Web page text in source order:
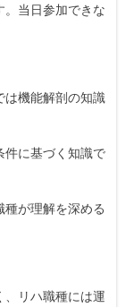
。当日参加できな
は機能解剖の知識
件に基づく知識で
が理解を深める
、リハ職種には運